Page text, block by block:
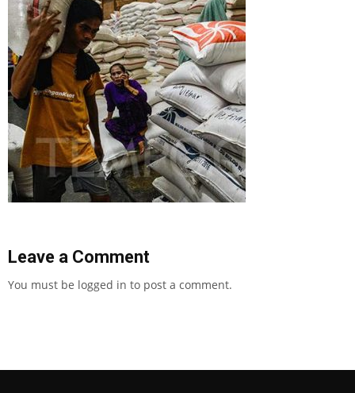
Leave a Comment
You must be logged in to post a comment.